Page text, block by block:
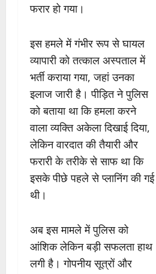
फरार हो गया।
इस हमले में गंभीर रूप से घायल
व्यापारी को तत्काल अस्पताल में
भर्ती कराया गया, जहां उनका
इलाज जारी है। पीड़ित ने पुलिस
को बताया था कि हमला करने
वाला व्यक्ति अकेला दिखाई दिया,
लेकिन वारदात की तैयारी और
फरारी के तरीके से साफ था कि
इसके पीछे पहले से प्लानिंग की गई
थी।
अब इस मामले में पुलिस को
आंशिक लेकिन बड़ी सफलता हाथ
लगी है। गोपनीय सूत्रों और